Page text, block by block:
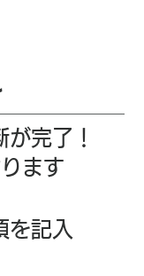
完了！
ます
記入